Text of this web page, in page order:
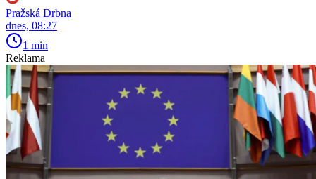
Pražská Drbna
dnes, 08:27
1 min
Reklama